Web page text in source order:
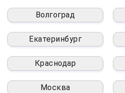
Волгоград
Екатеринбург
Краснодар
Москва